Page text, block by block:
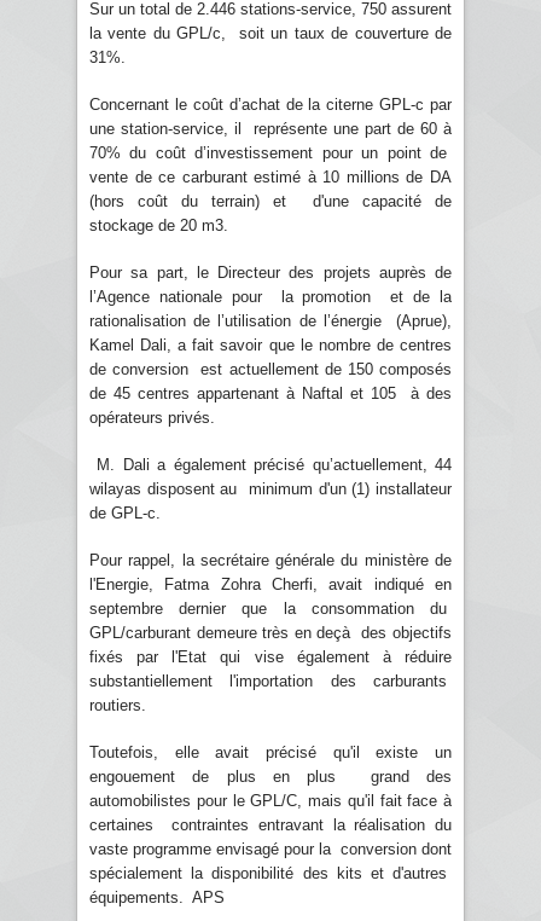
Sur un total de 2.446 stations-service, 750 assurent
la vente du GPL/c, soit un taux de couverture de
31%.
Concernant le coût d’achat de la citerne GPL-c par
une station-service, il représente une part de 60 à
70% du coût d’investissement pour un point de
vente de ce carburant estimé à 10 millions de DA
(hors coût du terrain) et d'une capacité de
stockage de 20 m3.
Pour sa part, le Directeur des projets auprès de
l’Agence nationale pour la promotion et de la
rationalisation de l’utilisation de l’énergie (Aprue),
Kamel Dali, a fait savoir que le nombre de centres
de conversion est actuellement de 150 composés
de 45 centres appartenant à Naftal et 105 à des
opérateurs privés.
M. Dali a également précisé qu’actuellement, 44
wilayas disposent au minimum d'un (1) installateur
de GPL-c.
Pour rappel, la secrétaire générale du ministère de
l'Energie, Fatma Zohra Cherfi, avait indiqué en
septembre dernier que la consommation du
GPL/carburant demeure très en deçà des objectifs
fixés par l'Etat qui vise également à réduire
substantiellement l'importation des carburants
routiers.
Toutefois, elle avait précisé qu'il existe un
engouement de plus en plus grand des
automobilistes pour le GPL/C, mais qu'il fait face à
certaines contraintes entravant la réalisation du
vaste programme envisagé pour la conversion dont
spécialement la disponibilité des kits et d'autres
équipements. APS